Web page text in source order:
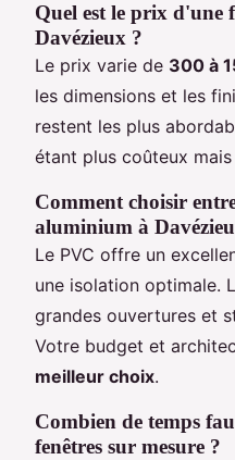
Quel est le prix d'une
Davézieux ?
Le prix varie de 300 à
les dimensions et les
restent les plus
étant plus coûteux mais
Comment choisir
aluminium à
Le PVC offre un
une isolation optimale.
grandes ouvertures et
Votre budget et
meilleur choix.
Combien de temps
fenêtres sur mesure ?